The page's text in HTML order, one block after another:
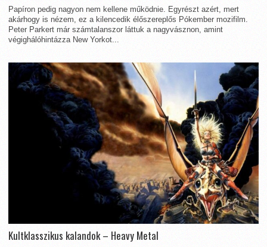
Papíron pedig nagyon nem kellene működnie. Egyrészt azért, mert
akárhogy is nézem, ez a kilencedik élőszereplős Pókember mozifilm.
Peter Parkert már számtalanszor láttuk a nagyvásznon, amint
végighálóhintázza New Yorkot...
Kultklasszikus kalandok – Heavy Metal